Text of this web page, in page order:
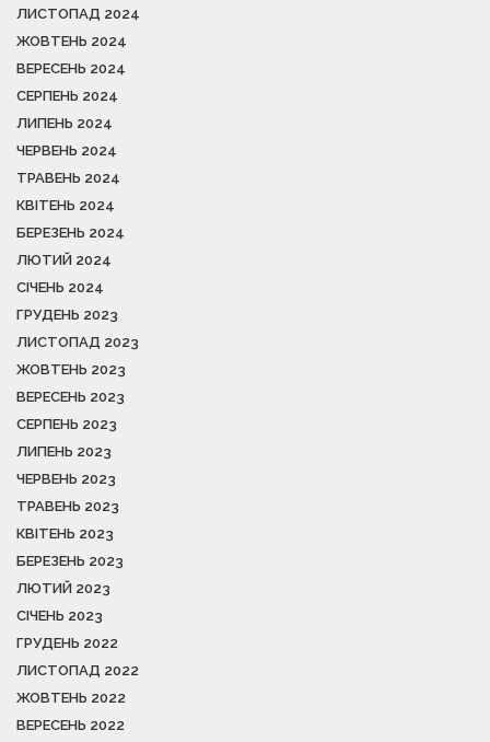
ЛИСТОПАД 2024
ЖОВТЕНЬ 2024
ВЕРЕСЕНЬ 2024
СЕРПЕНЬ 2024
ЛИПЕНЬ 2024
ЧЕРВЕНЬ 2024
ТРАВЕНЬ 2024
КВІТЕНЬ 2024
БЕРЕЗЕНЬ 2024
ЛЮТИЙ 2024
СІЧЕНЬ 2024
ГРУДЕНЬ 2023
ЛИСТОПАД 2023
ЖОВТЕНЬ 2023
ВЕРЕСЕНЬ 2023
СЕРПЕНЬ 2023
ЛИПЕНЬ 2023
ЧЕРВЕНЬ 2023
ТРАВЕНЬ 2023
КВІТЕНЬ 2023
БЕРЕЗЕНЬ 2023
ЛЮТИЙ 2023
СІЧЕНЬ 2023
ГРУДЕНЬ 2022
ЛИСТОПАД 2022
ЖОВТЕНЬ 2022
ВЕРЕСЕНЬ 2022